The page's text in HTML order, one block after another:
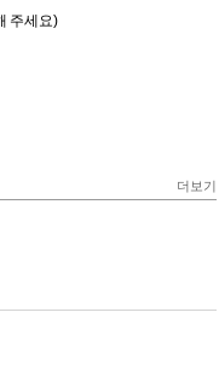
주세요)
더보기